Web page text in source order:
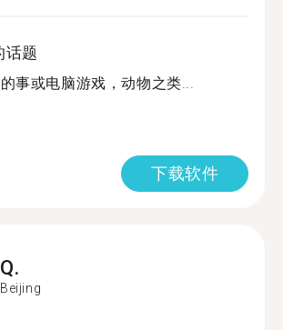
话题
事或电脑游戏，动物之类...
下载软件
Q.
Beijing